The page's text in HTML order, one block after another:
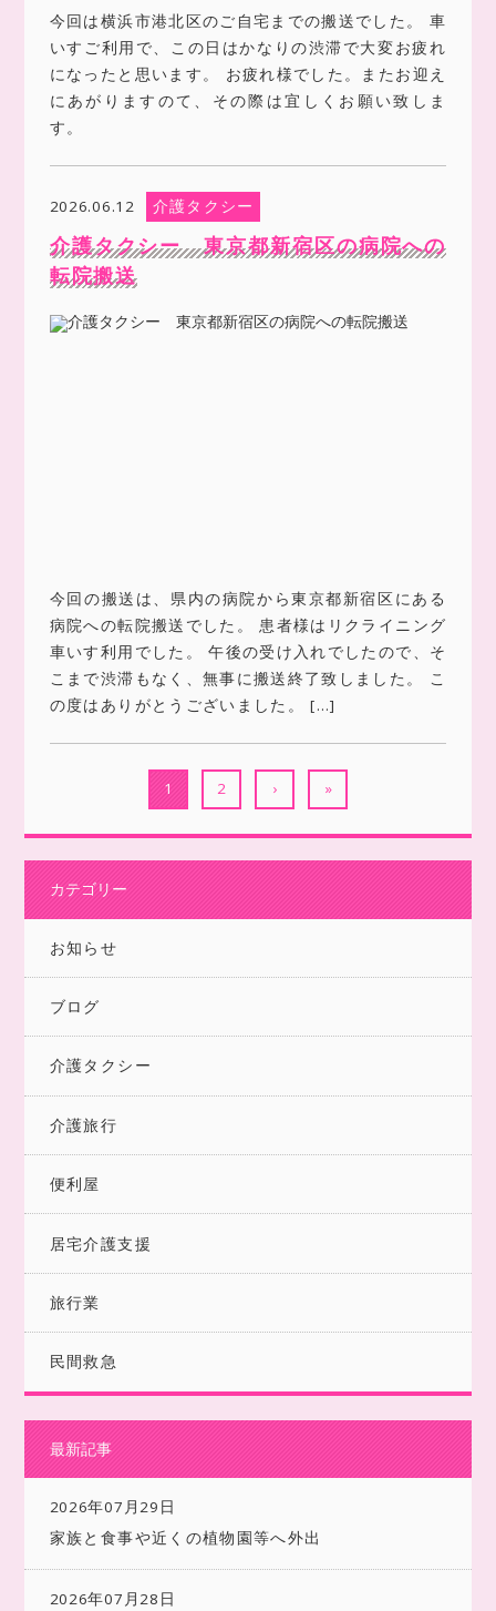
今回は横浜市港北区のご自宅までの搬送でした。 車
いすご利用で、この日はかなりの渋滞で大変お疲れ
になったと思います。 お疲れ様でした。またお迎え
にあがりますのて、その際は宜しくお願い致しま
す。
2026.06.12 介護タクシー
介護タクシー 東京都新宿区の病院への
転院搬送
今回の搬送は、県内の病院から東京都新宿区にある
病院への転院搬送でした。 患者様はリクライニング
車いす利用でした。 午後の受け入れでしたので、そ
こまで渋滞もなく、無事に搬送終了致しました。 こ
の度はありがとうございました。 […]
1 2 › »
カテゴリー
お知らせ
ブログ
介護タクシー
介護旅行
便利屋
居宅介護支援
旅行業
民間救急
最新記事
2026年07月29日
家族と食事や近くの植物園等へ外出
2026年07月28日